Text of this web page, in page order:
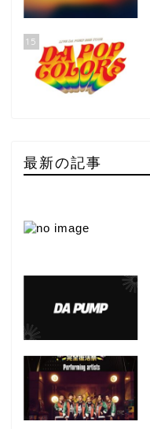
15
最新の記事